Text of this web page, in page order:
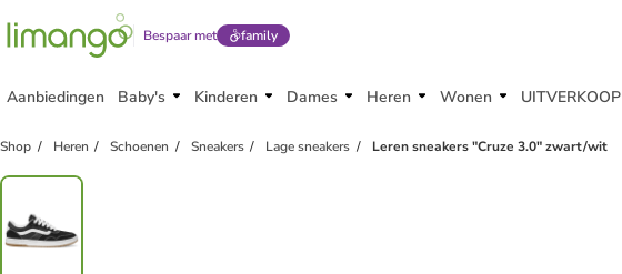
Bespaar met family
Aanbiedingen Baby's Kinderen Dames Heren Wonen UITVERKOOP
Shop Heren Schoenen Sneakers Lage sneakers Leren sneakers "Cruze 3.0" zwart/wit
family exclusief